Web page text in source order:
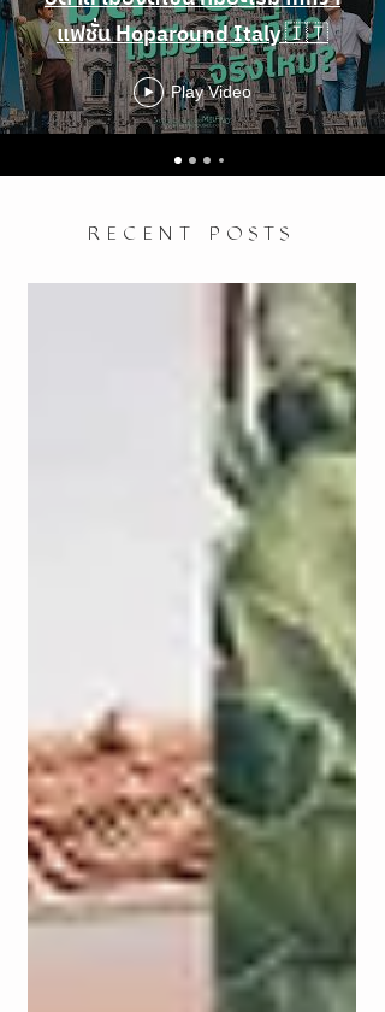
แฟชั่น Hoparound Italy 🇮🇹
Play Video
RECENT POSTS